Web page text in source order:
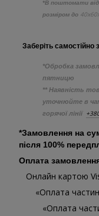
*В поштомати
розміром до
Заберіть самостійно
*Обробка
пятницю
** Наявність
уточнюйте в
горячої лінії
*Замовлення на
після 100%
Оплата
Онлайн картою
«Оплата
«Оплата